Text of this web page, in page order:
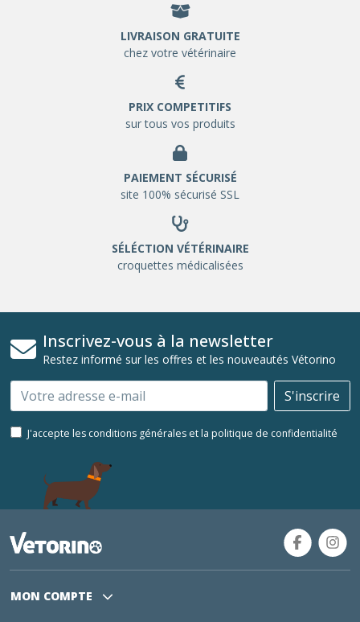
LIVRAISON GRATUITE
chez votre vétérinaire
PRIX COMPETITIFS
sur tous vos produits
PAIEMENT SÉCURISÉ
site 100% sécurisé SSL
SÉLÉCTION VÉTÉRINAIRE
croquettes médicalisées
Inscrivez-vous à la newsletter
Restez informé sur les offres et les nouveautés Vétorino
Email S'inscrire
J'accepte les conditions générales et la politique de confidentialité
MON COMPTE